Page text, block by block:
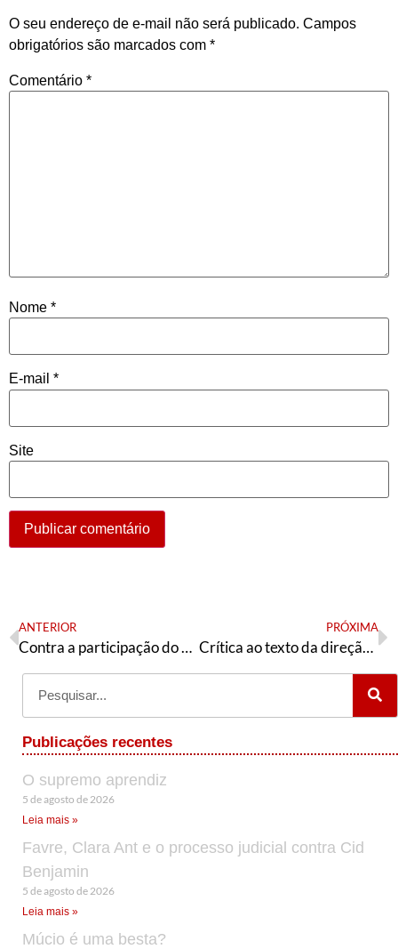
O seu endereço de e-mail não será publicado. Campos
obrigatórios são marcados com *
Comentário *
Nome *
E-mail *
Site
ANTERIOR
Contra a participação do PT no governo Paes
PRÓXIMA
Crítica ao texto da direção estadual do PT-SP
Publicações recentes
O supremo aprendiz
5 de agosto de 2026
Leia mais »
Favre, Clara Ant e o processo judicial contra Cid
Benjamin
5 de agosto de 2026
Leia mais »
Múcio é uma besta?